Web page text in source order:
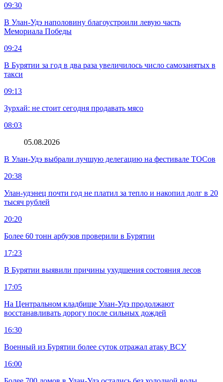
09:30
В Улан-Удэ наполовину благоустроили левую часть
Мемориала Победы
09:24
В Бурятии за год в два раза увеличилось число самозанятых в
такси
09:13
Зурхай: не стоит сегодня продавать мясо
08:03
05.08.2026
В Улан-Удэ выбрали лучшую делегацию на фестивале ТОСов
20:38
Улан-удэнец почти год не платил за тепло и накопил долг в 20
тысяч рублей
20:20
Более 60 тонн арбузов проверили в Бурятии
17:23
В Бурятии выявили причины ухудшения состояния лесов
17:05
На Центральном кладбище Улан-Удэ продолжают
восстанавливать дорогу после сильных дождей
16:30
Военный из Бурятии более суток отражал атаку ВСУ
16:00